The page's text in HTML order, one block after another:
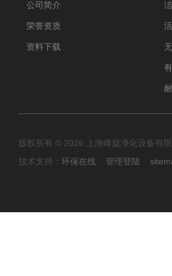
公司简介
荣誉资质
资料下载
版权所有 © 2026 上海峰旋净化设备有
技术支持： 环保在线 管理登陆